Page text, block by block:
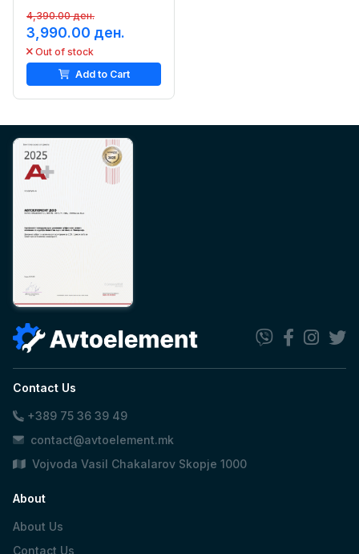
4,390.00 ден.
3,990.00 ден.
Out of stock
Add to Cart
Contact Us
+389 75 36 39 49
contact@avtoelement.mk
Vojvoda Vasil Chakalarov Skopje 1000
About
About Us
Contact Us